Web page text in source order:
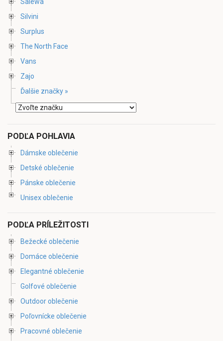
Silvini
Surplus
The North Face
Vans
Zajo
Ďalšie značky »
PODĽA POHLAVIA
Dámske oblečenie
Detské oblečenie
Pánske oblečenie
Unisex oblečenie
PODĽA PRÍLEŽITOSTI
Bežecké oblečenie
Domáce oblečenie
Elegantné oblečenie
Golfové oblečenie
Outdoor oblečenie
Poľovnícke oblečenie
Pracovné oblečenie